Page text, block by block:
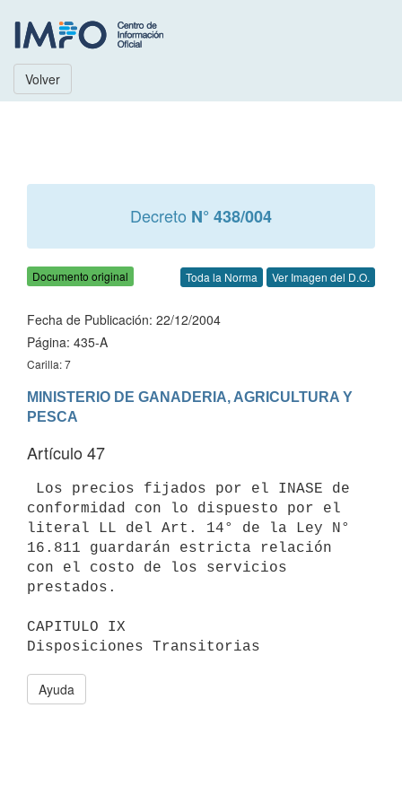
Volver
Decreto N° 438/004
Documento original Toda la Norma Ver Imagen del D.O.
Fecha de Publicación: 22/12/2004
Página: 435-A
Carilla: 7
MINISTERIO DE GANADERIA, AGRICULTURA Y
PESCA
Artículo 47
conformidad con lo dispuesto por el
literal LL del Art. 14° de la Ley N°
16.811 guardarán estricta relación
con el costo de los servicios
prestados.
CAPITULO IX
Ayuda